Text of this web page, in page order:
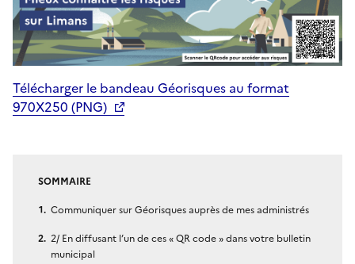
Télécharger le bandeau Géorisques au format
970X250 (PNG)
SOMMAIRE
Communiquer sur Géorisques auprès de mes administrés
2/ En diffusant l’un de ces « QR code » dans votre bulletin
municipal